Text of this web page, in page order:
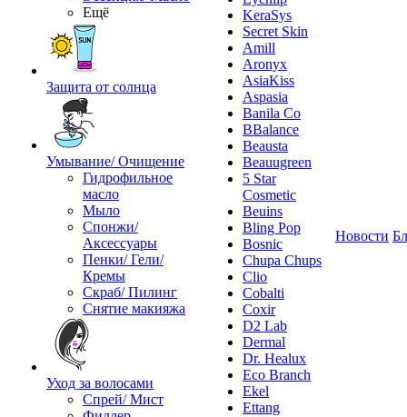
Ещё
Защита от солнца
Умывание/ Очищение
Гидрофильное
масло
Мыло
Спонжи/
Аксессуары
Пенки/ Гели/
Кремы
Скраб/ Пилинг
Снятие макияжа
Уход за волосами
Спрей/ Мист
KeraSys
Secret Skin
Amill
Aronyx
AsiaKiss
Aspasia
Banila Co
BBalance
Beausta
Beauugreen
5 Star
Cosmetic
Beuins
Bling Pop
Bosnic
Chupa Chups
Clio
Cobalti
Coxir
D2 Lab
Dermal
Dr. Healux
Eco Branch
Ekel
Ettang
Новости